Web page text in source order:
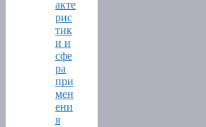
акте
рис
тик
и и
сфе
ра
при
мен
ени
я